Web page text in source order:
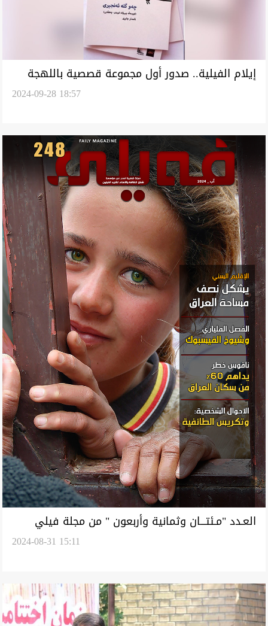
إيلام الفيلية.. صدور أول مجموعة قصصية باللهجة
2024-09-28 18:57
العـدد "مـئتـــان وثمانية وأربعون " من مجلة فيلي
2024-08-31 15:11